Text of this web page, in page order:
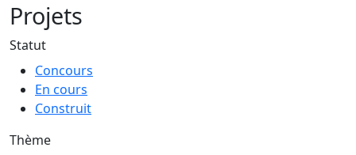
Projets
Statut
Concours
En cours
Construit
Thème